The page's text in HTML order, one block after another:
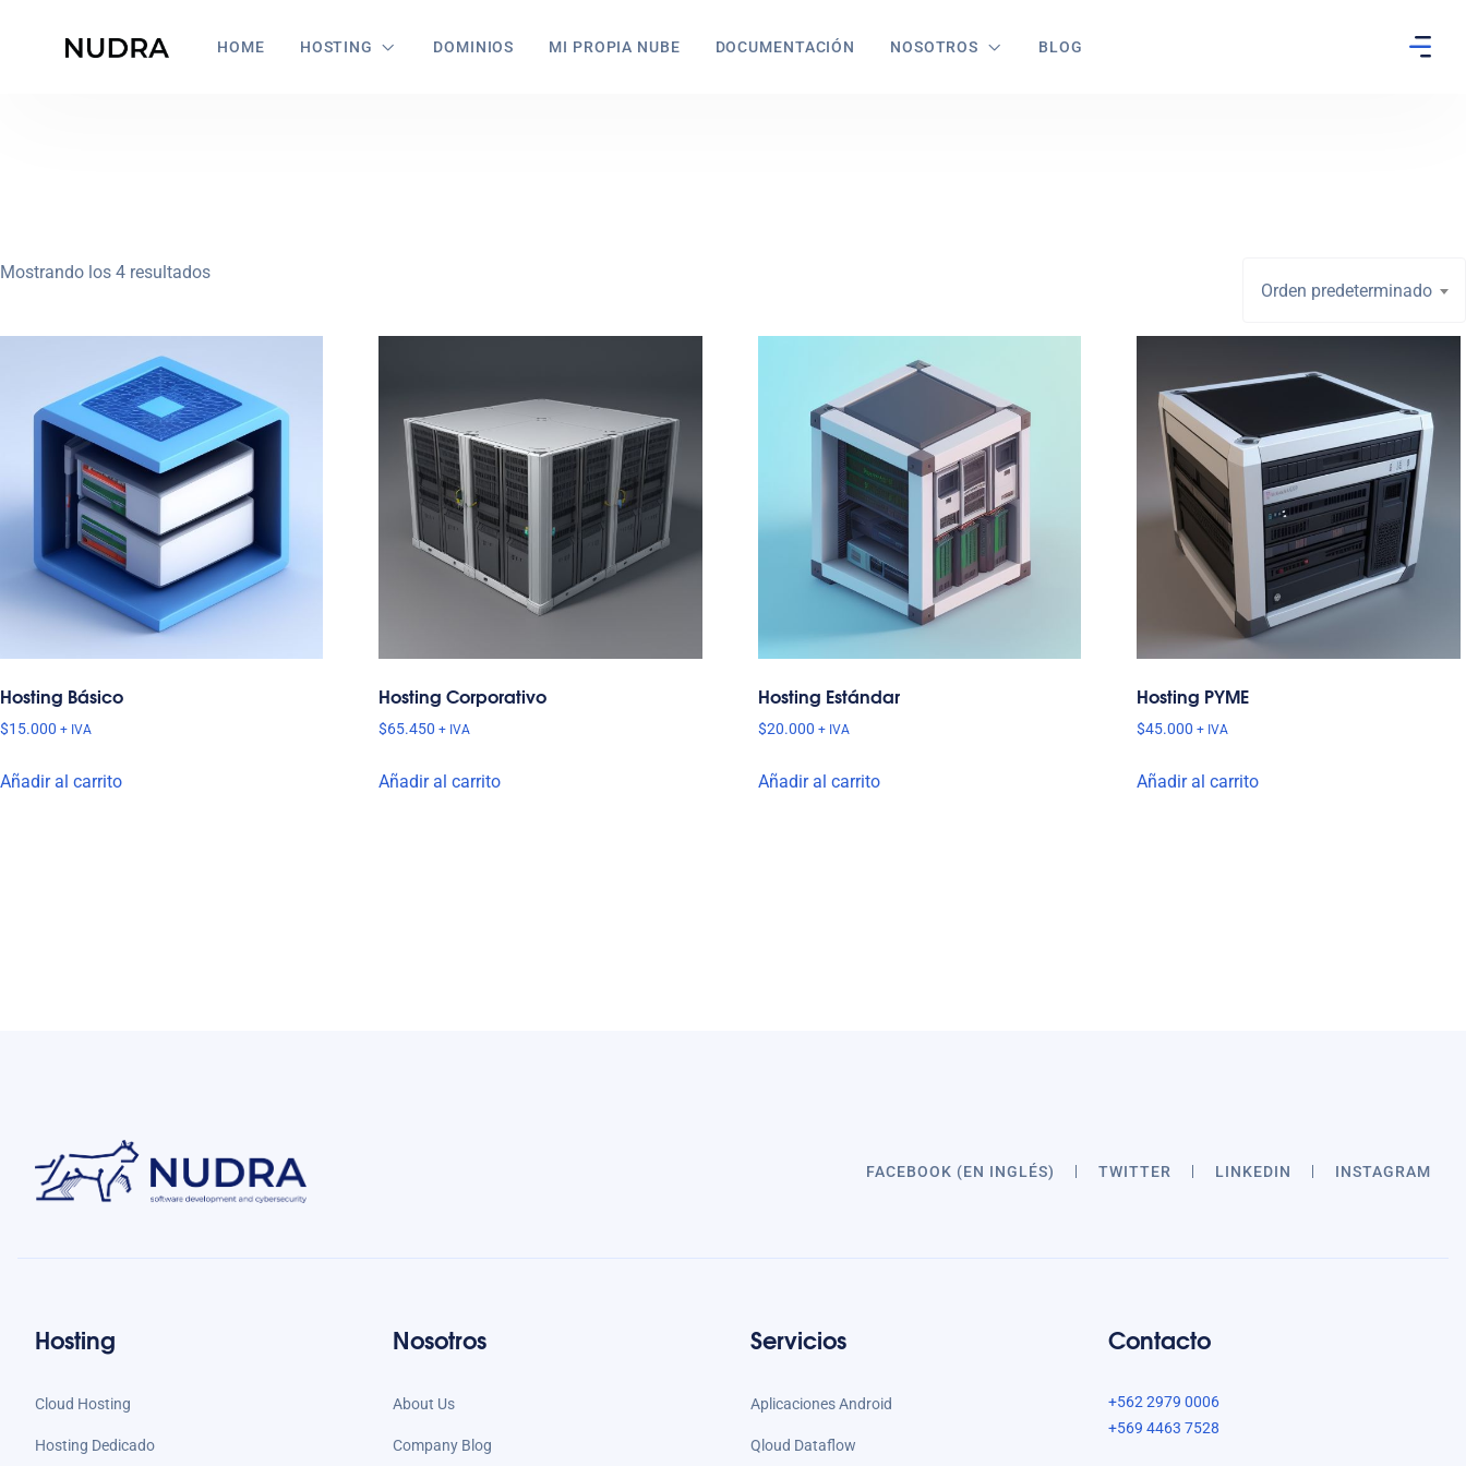
HOME HOSTING DOMINIOS MI PROPIA NUBE DOCUMENTACIÓN NOSOTROS BLOG
Mostrando los 4 resultados
Orden predeterminado
Hosting Básico
$15.000 + IVA
Añadir al carrito
Hosting Corporativo
$65.450 + IVA
Añadir al carrito
Hosting Estándar
$20.000 + IVA
Añadir al carrito
Hosting PYME
$45.000 + IVA
Añadir al carrito
FACEBOOK (EN INGLÉS) TWITTER LINKEDIN INSTAGRAM
Hosting
Cloud Hosting
Hosting Dedicado
Nosotros
About Us
Company Blog
Servicios
Aplicaciones Android
Qloud Dataflow
Contacto
+562 2979 0006
+569 4463 7528